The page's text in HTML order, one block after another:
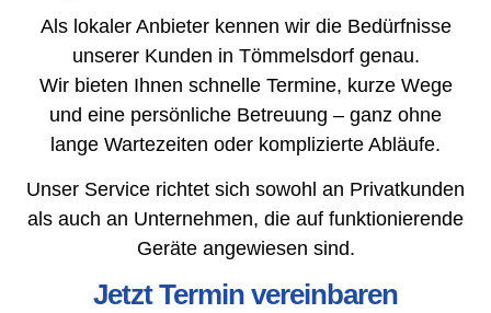
Als lokaler Anbieter kennen wir die Bedürfnisse
unserer Kunden in Tömmelsdorf genau.
Wir bieten Ihnen schnelle Termine, kurze Wege
und eine persönliche Betreuung – ganz ohne
lange Wartezeiten oder komplizierte Abläufe.
Unser Service richtet sich sowohl an Privatkunden
als auch an Unternehmen, die auf funktionierende
Geräte angewiesen sind.
Jetzt Termin vereinbaren